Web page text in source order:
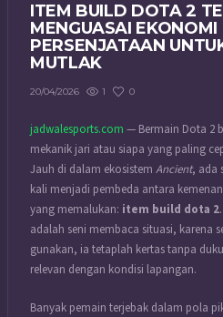
ITEM BUILD DOTA 2
MENGUASAI EKONOMI
PERSENJATAAN
MUTLAK
20/04/2026 1 0
jadwalesports.com — Bermain Dota 2
mekanik jari atau siapa yang paling
Jauh di dalam ekosistem Ancient, ada
kali menjadi pembeda antara
yang memalukan: item build dota 2
adalah seni membaca situasi, karena
gunakan, ia tetaplah kertas tanpa
relevan dengan kondisi lapangan.
Banyak pemain terjebak dalam pola